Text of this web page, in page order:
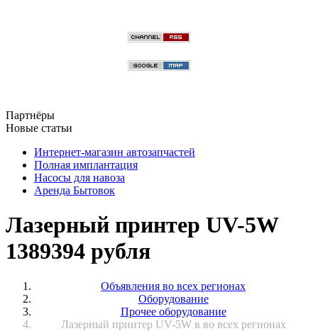
Партнёры
Новые статьи
Интернет-магазин автозапчастей
Полная имплантация
Насосы для навоза
Аренда Бытовок
Лазерный принтер UV-5W
1389394 рубля
Объявления во всех регионах
Оборудование
Прочее оборудование
Лазерный принтер UV-5W в во всех регионах